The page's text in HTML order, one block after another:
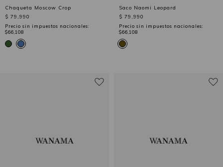
Chaqueta Moscow Crop
$ 79,990
Precio sin impuestos nacionales:
$66,108
Saco Naomi Leopard
$ 79,990
Precio sin impuestos nacionales:
$66,108